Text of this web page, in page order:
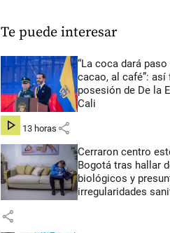
Te puede interesar
“La coca dará paso
cacao, al café”: así
posesión de De la
Cali
hace 13 horas share
Cerraron centro
Bogotá tras hallar
biológicos y
irregularidades
share